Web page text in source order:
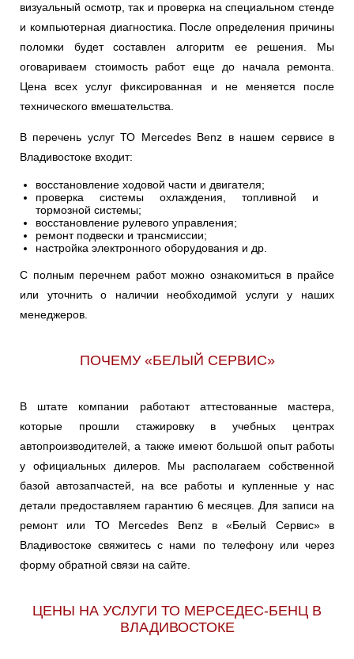
визуальный осмотр, так и проверка на специальном стенде
и компьютерная диагностика. После определения причины
поломки будет составлен алгоритм ее решения. Мы
оговариваем стоимость работ еще до начала ремонта.
Цена всех услуг фиксированная и не меняется после
технического вмешательства.
В перечень услуг ТО Mercedes Benz в нашем сервисе в
Владивостоке входит:
восстановление ходовой части и двигателя;
проверка системы охлаждения, топливной и
тормозной системы;
восстановление рулевого управления;
ремонт подвески и трансмиссии;
настройка электронного оборудования и др.
С полным перечнем работ можно ознакомиться в прайсе
или уточнить о наличии необходимой услуги у наших
менеджеров.
ПОЧЕМУ «БЕЛЫЙ СЕРВИС»
В штате компании работают аттестованные мастера,
которые прошли стажировку в учебных центрах
автопроизводителей, а также имеют большой опыт работы
у официальных дилеров. Мы располагаем собственной
базой автозапчастей, на все работы и купленные у нас
детали предоставляем гарантию 6 месяцев. Для записи на
ремонт или ТО Mercedes Benz в «Белый Сервис» в
Владивостоке свяжитесь с нами по телефону или через
форму обратной связи на сайте.
ЦЕНЫ НА УСЛУГИ ТО МЕРСЕДЕС-БЕНЦ В
ВЛАДИВОСТОКЕ